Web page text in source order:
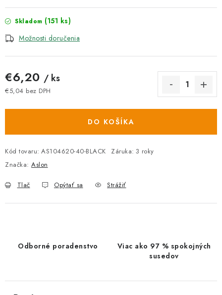
Skladom (151 ks)
Možnosti doručenia
€6,20 / ks
€5,04 bez DPH
DO KOŠÍKA
Kód tovaru: AS104620-40-BLACK Záruka: 3 roky
Značka: Aslon
Tlač Opýtať sa Strážiť
Odborné poradenstvo
Viac ako 97 % spokojných
susedov